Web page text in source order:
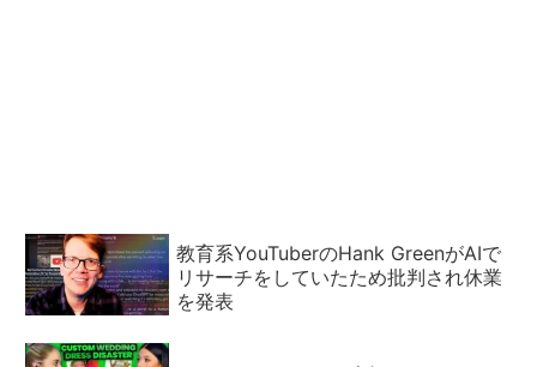
教育系YouTuberのHank GreenがAIで
リサーチをしていたため批判され休業
を発表